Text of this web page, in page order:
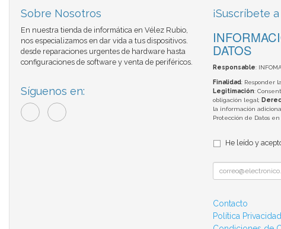
Sobre Nosotros
En nuestra tienda de informática en Vélez Rubio,
nos especializamos en dar vida a tus dispositivos.
desde reparaciones urgentes de hardware hasta
configuraciones de software y venta de periféricos.
Síguenos en:
¡Suscríbete
DATOS
Responsable:
Finalidad: Responder
Legitimación:
obligación legal;
la información
Protección de Datos
He leído y
Contacto
Política Privacidad